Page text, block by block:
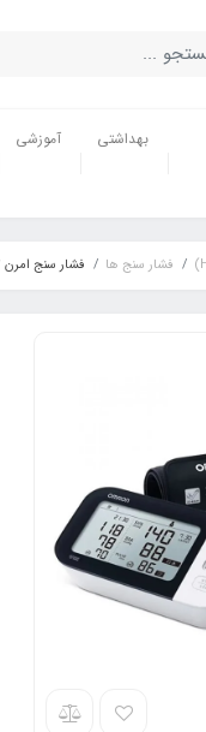
بهداشتی آموزشی
فشار سنج ها فشار سنج امرن OMRON M7